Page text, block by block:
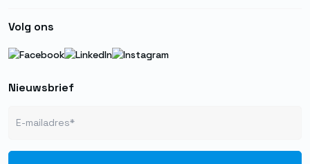
Volg ons
Nieuwsbrief